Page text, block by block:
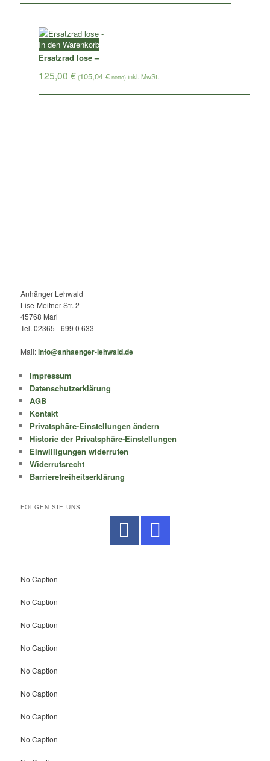
Ersatzrad lose –
125,00 € (105,04 €netto)
In den Warenkorb
Anhänger Lehwald
Lise-Meitner-Str. 2
45768 Marl
Tel. 02365 - 699 0 633
Mail:info@anhaenger-lehwald.de
Impressum
Datenschutzerklärung
AGB
Kontakt
Privatsphäre-Einstellungen ändern
Historie der Privatsphäre-Einstellungen
Einwilligungen widerrufen
Widerrufsrecht
Barrierefreiheitserklärung
FOLGEN SIE UNS
No Caption
No Caption
No Caption
No Caption
No Caption
No Caption
No Caption
No Caption